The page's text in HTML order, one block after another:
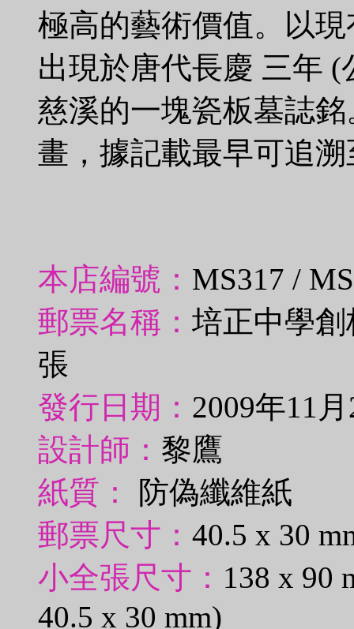
極高的藝術價值。以
出現於唐代長慶 三年
慈溪的一塊瓷板墓誌
畫，據記載最早可追
本店編號： MS317 /
郵票名稱： 培正中學
張
發行日期： 2009年11
設計師： 黎鷹
紙質：
防偽纖維紙
郵票尺寸： 40.5 x 30
小全張尺寸： 138 x 90
40.5 x 30 mm)